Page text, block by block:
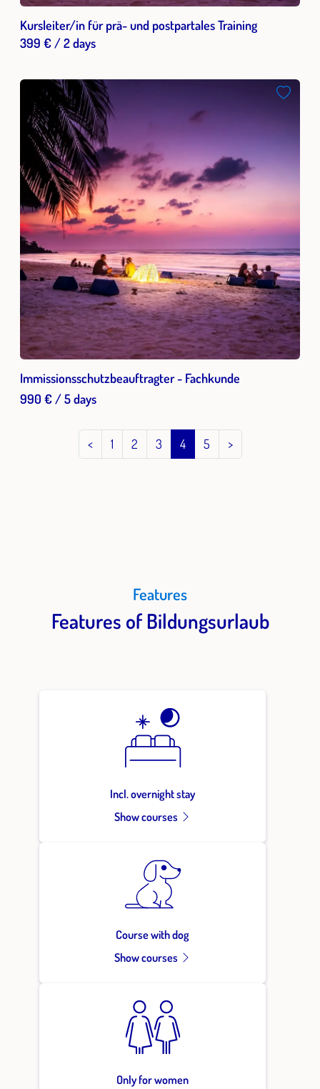
Kursleiter/in für prä- und postpartales Training
399 € / 2 days
Immissionsschutzbeauftragter - Fachkunde
990 € / 5 days
< 1 2 3 4 5 >
Features
Features of Bildungsurlaub
Incl. overnight stay
Show courses
Course with dog
Show courses
Only for women